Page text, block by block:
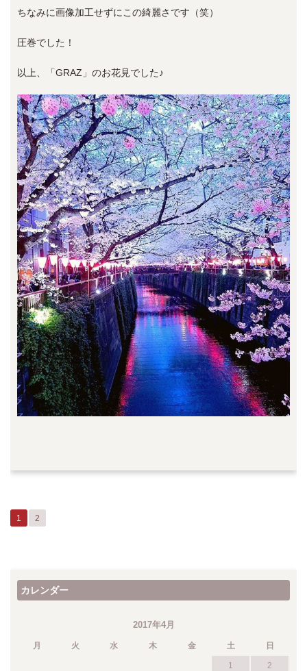
ちなみに画像加工せずにこの綺麗さです（笑）
圧巻でした！
以上、「GRAZ」のお花見でした♪
1 2
カレンダー
2017年4月
月 火 水 木 金 土 日
1 2